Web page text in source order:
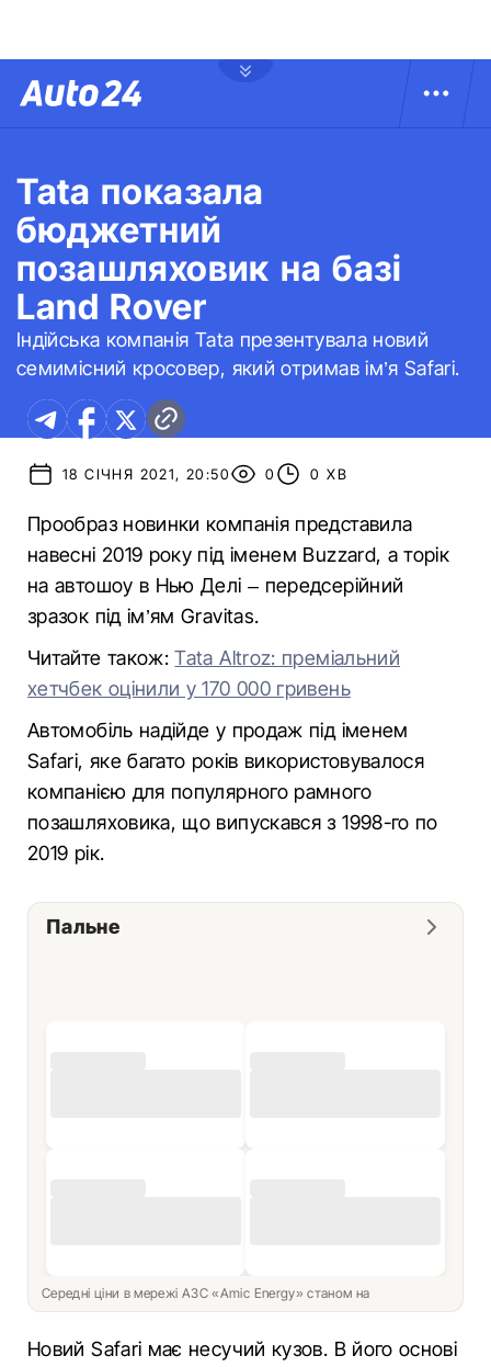
Tata показала
бюджетний
позашляховик на базі
Land Rover
Індійська компанія Tata презентувала новий
семимісний кросовер, який отримав ім’я Safari.
18 СІЧНЯ 2021, 20:50 0 0 ХВ
Прообраз новинки компанія представила
навесні 2019 року під іменем Buzzard, а торік
на автошоу в Нью Делі – передсерійний
зразок під ім’ям Gravitas.
Читайте також:Tata Altroz: преміальний
хетчбек оцінили у 170 000 гривень
Автомобіль надійде у продаж під іменем
Safari, яке багато років використовувалося
компанією для популярного рамного
позашляховика, що випускався з 1998-го по
2019 рік.
Пальне
Середні ціни в мережі АЗС «Amic Energy» станом на
Новий Safari має несучий кузов. В його основі